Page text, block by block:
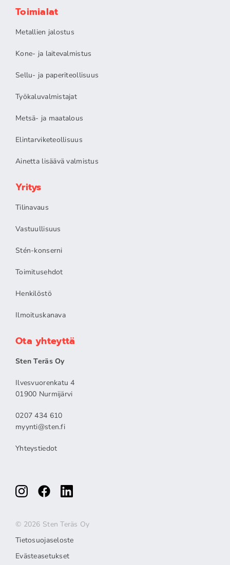
Toimialat
Metallien jalostus
Kone- ja laitevalmistus
Sellu- ja paperiteollisuus
Työkaluvalmistajat
Metsä- ja maatalous
Elintarviketeollisuus
Ainetta lisäävä valmistus
Yritys
Tilinavaus
Vastuullisuus
Stén-konserni
Toimitusehdot
Henkilöstö
Ilmoituskanava
Ota yhteyttä
Sten Teräs Oy
Ilvesvuorenkatu 4
01900 Nurmijärvi
0207 434 610
myynti@sten.fi
Yhteystiedot
© 2026 Sten Teräs Oy
Tietosuojaseloste
Evästeasetukset